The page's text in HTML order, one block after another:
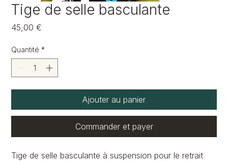
Tige de selle basculante
45,00 €
Quantité *
Ajouter au panier
Commander et payer
Tige de selle basculante à suspension pour le retrait